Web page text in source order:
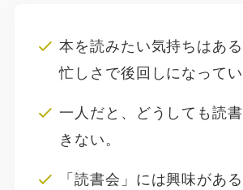
本を読みたい気持ちはあ
忙しさで後回しになってい
一人だと、どうしても読
きない。
「読書会」には興味があ